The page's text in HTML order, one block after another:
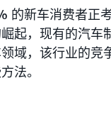
的新车消费者正
起，现有的汽
域，该行业的
法。